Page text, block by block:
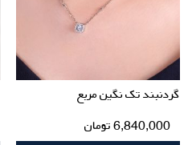
گردنبند تک نگین مربع
6,840,000تومان